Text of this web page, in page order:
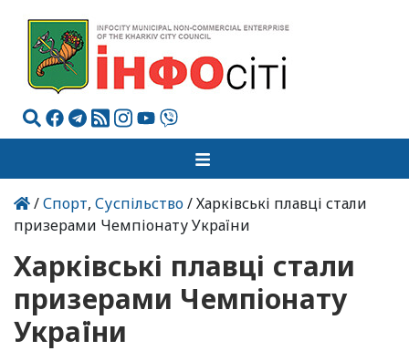
/Спорт,Суспільство/ Харківські плавці стали
призерами Чемпіонату України
Харківські плавці стали
призерами Чемпіонату
України